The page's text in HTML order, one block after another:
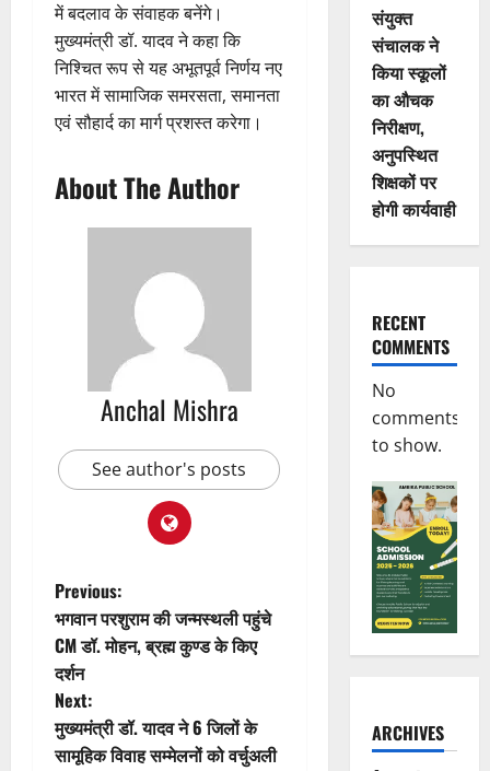
में बदलाव के संवाहक बनेंगे।
मुख्यमंत्री डॉ. यादव ने कहा कि
निश्चित रूप से यह अभूतपूर्व निर्णय नए
भारत में सामाजिक समरसता, समानता
एवं सौहार्द का मार्ग प्रशस्त करेगा।
About The Author
Anchal Mishra
See author's posts
P
o
s
t
Previous:
भगवान परशुराम की जन्मस्थली पहुंचे
CM डॉ. मोहन, ब्रह्म कुण्ड के किए
दर्शन
Next:
मुख्यमंत्री डॉ. यादव ने 6 जिलों के
सामूहिक विवाह सम्मेलनों को वर्चुअली
संयुक्त
संचालक ने
किया स्कूलों
का औचक
निरीक्षण,
अनुपस्थित
शिक्षकों पर
होगी कार्यवाही
RECENT
COMMENTS
No
comments
to show.
ARCHIVES